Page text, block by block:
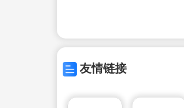
友情链接